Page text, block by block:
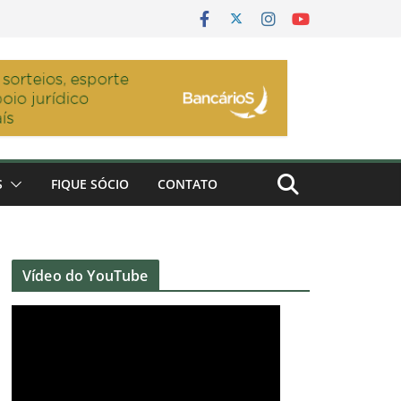
FIQUE SÓCIO CONTATO
Vídeo do YouTube